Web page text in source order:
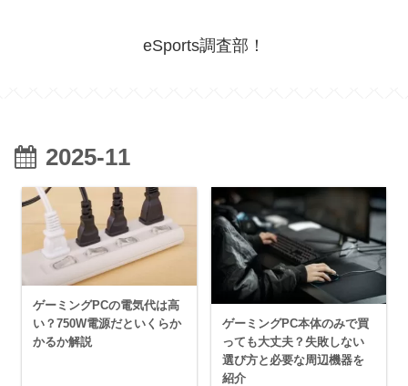
eSports調査部！
2025-11
ゲーミングPCの電気代は高
い？750W電源だといくらか
かるか解説
ゲーミングPC本体のみで買
っても大丈夫？失敗しない
選び方と必要な周辺機器を
紹介